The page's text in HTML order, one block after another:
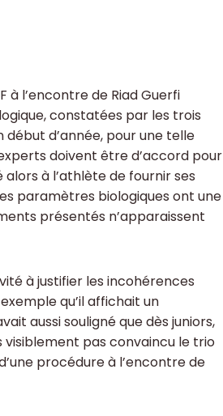
à l’encontre de Riad Guerfi
constatées par les trois
d’année, pour une telle
doivent être d’accord pour
à l’athlète de fournir ses
paramètres biologiques ont une
présentés n’apparaissent
à justifier les incohérences
qu’il affichait un
aussi souligné que dès juniors,
pas convaincu le trio
procédure à l’encontre de